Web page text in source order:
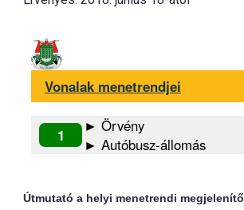
Vonalak menetrendjei
1
► Örvény
► Autóbusz-állomás
Útmutató a helyi menetrendi megjelenítő